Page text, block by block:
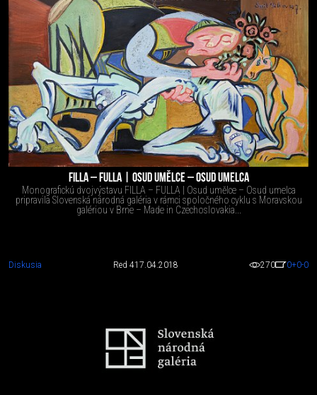
FILLA – FULLA | OSUD UMĚLCE – OSUD UMELCA
Monografickú dvojvýstavu FILLA – FULLA | Osud umělce – Osud umelca
pripravila Slovenská národná galéria v rámci spoločného cyklu s Moravskou
galériou v Brne – Made in Czechoslovakia...
Diskusia Red 417.04.2018 270 0+0-0